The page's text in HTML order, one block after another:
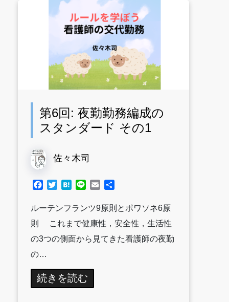
第6回: 夜勤勤務編成の
スタンダード その1
佐々木司
Facebook
TwitterHatena
Line Email
ルーテンフランツ9原則とポワソネ6原
則 これまで健康性，安全性，生活性
の3つの側面から見てきた看護師の夜勤
の…
続きを読む